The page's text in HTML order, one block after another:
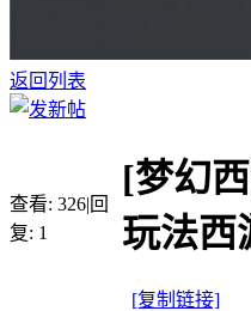
返回列表
查看: 326|回
复: 1
[梦幻
玩法西
[复制链接]